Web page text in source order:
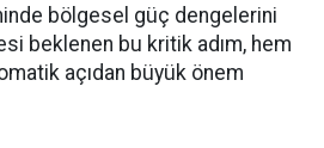
bölgesel güç dengelerini
beklenen bu kritik adım, hem
açıdan büyük önem